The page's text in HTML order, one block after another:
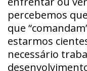
percebemos
que
estarmos
necessário